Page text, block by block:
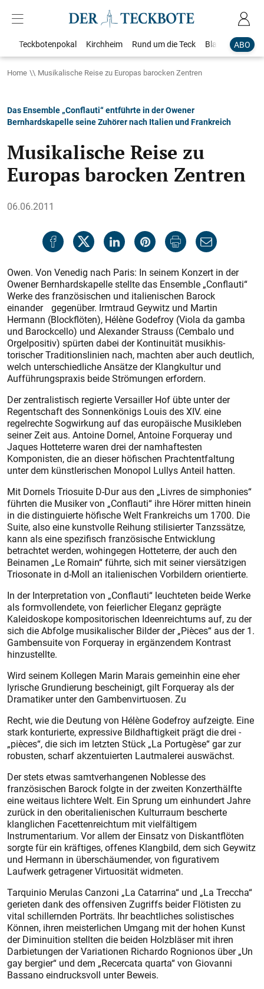
ABO
Teckbotenpokal Kirchheim Rund um die Teck Blaulicht
Home Musikalische Reise zu Europas barocken Zentren
Das Ensemble „Conflauti“ entführte in der Owener
Bernhardskapelle seine Zuhörer nach Italien und Frankreich
Musikalische Reise zu
Europas barocken Zentren
06.06.2011
Owen. Von Venedig nach Paris: In seinem Konzert in der
Owener Bernhardskapelle stellte das Ensemble „Conflauti“
Werke des französischen und italienischen Barock
einander gegenüber. Irmtraud Geywitz und Martin
Hermann (Blockflöten), Hélène Godefroy (Viola da gamba
und Barockcello) und Alexander Strauss (Cembalo und
Orgelpositiv) spürten dabei der Kontinuität musikhis­
torischer Traditionslinien nach, machten aber auch deutlich,
welch unterschiedliche Ansätze der Klangkultur und
Aufführungspraxis beide Strömungen erfordern.
Der zentralistisch regierte Versailler Hof übte unter der
Regentschaft des Sonnenkönigs Louis des XIV. eine
regelrechte Sogwirkung auf das europäische Musikleben
seiner Zeit aus. Antoine Dornel, Antoine Forqueray und
Jaques Hotteterre waren drei der namhaftesten
Komponisten, die an dieser höfischen Prachtentfaltung
unter dem künstlerischen Monopol Lullys Anteil hatten.
Mit Dornels Triosuite D-Dur aus den „Livres de simphonies“
führten die Musiker von „Conflauti“ ihre Hörer mitten hinein
in die distinguierte höfische Welt Frankreichs um 1700. Die
Suite, also eine kunstvolle Reihung stilisierter Tanzssätze,
kann als eine spezifisch französische Entwicklung
betrachtet werden, wohingegen Hotteterre, der auch den
Beinamen „Le Romain“ führte, sich mit seiner viersätzigen
Triosonate in d-Moll an italienischen Vorbildern orientierte.
In der Interpretation von „Conflauti“ leuchteten beide Werke
als formvollendete, von feierlicher Eleganz geprägte
Kaleidoskope kompositorischen Ideenreichtums auf, zu der
sich die Abfolge musikalischer Bilder der „Pièces“ aus der 1.
Gambensuite von Forqueray in ergänzendem Kontrast
hinzustellte.
Wird seinem Kollegen Marin Marais gemeinhin eine eher
lyrische Grundierung bescheinigt, gilt Forqueray als der
Dramatiker unter den Gambenvirtuosen. Zu
Recht, wie die Deutung von Hélène Godefroy aufzeigte. Eine
stark konturierte, expressive Bildhaftigkeit prägt die drei ­
„pièces“, die sich im letzten Stück „La Portugèse“ gar zur
robusten, scharf akzentuierten Lautmalerei auswächst.
Der stets etwas samtverhangenen Noblesse des
französischen Barock folgte in der zweiten Konzerthälfte
eine weitaus lichtere Welt. Ein Sprung um einhundert Jahre
zurück in den oberitalienischen Kulturraum bescherte
klanglichen Facettenreichtum mit vielfältigem
Instrumentarium. Vor allem der Einsatz von Diskantflöten
sorgte für ein kräftiges, offenes Klangbild, dem sich Geywitz
und Hermann in überschäumender, von figurativem
Laufwerk getragener Virtuosität widmeten.
Tarquinio Merulas Canzoni „La Catarrina“ und „La Treccha“
gerieten dank des offensiven Zugriffs beider Flötisten zu
vital schillernden Por­träts. Ihr beachtliches solistisches
Können, ihren meisterlichen Umgang mit der hohen Kunst
der Diminuition stellten die beiden Holzbläser mit ihren
Darbietungen der Variationen Richardo Rognionos über „Un
gay bergier“ und dem „Recercata quarta“ von Giovanni
Bassano eindrucksvoll unter Beweis.